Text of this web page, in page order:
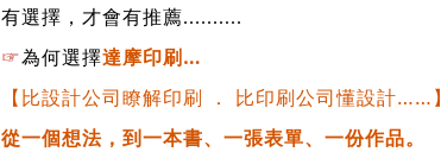
有選擇 ，才會有推薦..........
☞為何選擇達摩印刷…
【比設計公司瞭解印刷
．
比印刷公司懂設計……】
從一個想法，到一本書、一張表單、一份作品。